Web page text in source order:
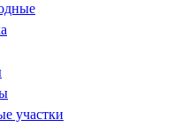
участки